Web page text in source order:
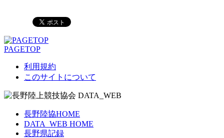
PAGETOP
利用規約
このサイトについて
長野陸協HOME
DATA_WEB HOME
長野県記録